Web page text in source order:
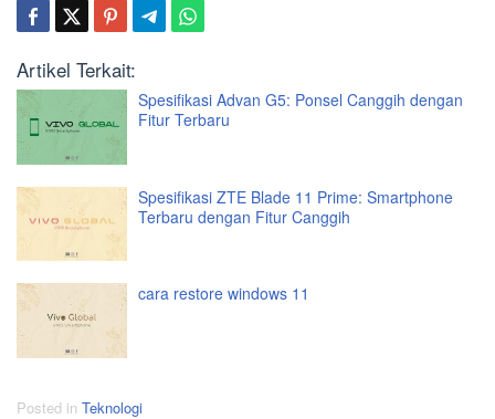
Artikel Terkait:
Spesifikasi Advan G5: Ponsel Canggih dengan
Fitur Terbaru
Spesifikasi ZTE Blade 11 Prime: Smartphone
Terbaru dengan Fitur Canggih
cara restore windows 11
Posted in Teknologi